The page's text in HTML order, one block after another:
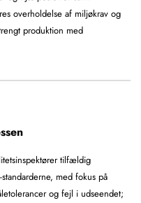
overholdelse af miljøkrav og
produktion med
tilfældig
med fokus på
og fejl i udseendet;